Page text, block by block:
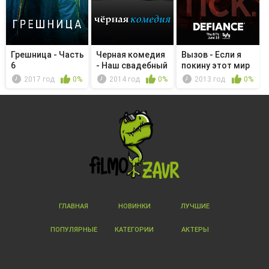
Грешница - Часть
6
2017 год 0%
Черная комедия
- Наш свадебный
День2014 год 0%
Вызов - Если я
покину этот мир
живым
2013 год 0%
ГЛАВНАЯ НОВИНКИ ЛУЧШИЕ
ПОПУЛЯРНЫЕ КАТЕГОРИИ АКТЕРЫ